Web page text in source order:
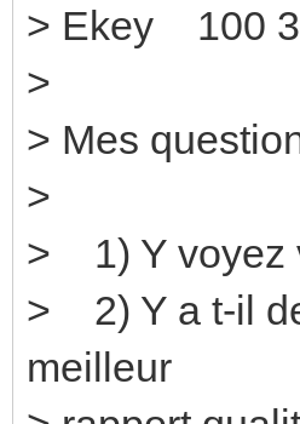
> Ekey 100
>
> Mes
>
> 1) Y voyez
> 2) Y a t-il
meilleur